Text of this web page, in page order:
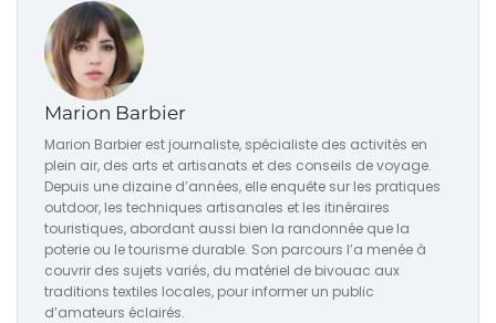
Marion Barbier
Marion Barbier est journaliste, spécialiste des activités en
plein air, des arts et artisanats et des conseils de voyage.
Depuis une dizaine d’années, elle enquête sur les pratiques
outdoor, les techniques artisanales et les itinéraires
touristiques, abordant aussi bien la randonnée que la
poterie ou le tourisme durable. Son parcours l’a menée à
couvrir des sujets variés, du matériel de bivouac aux
traditions textiles locales, pour informer un public
d’amateurs éclairés.